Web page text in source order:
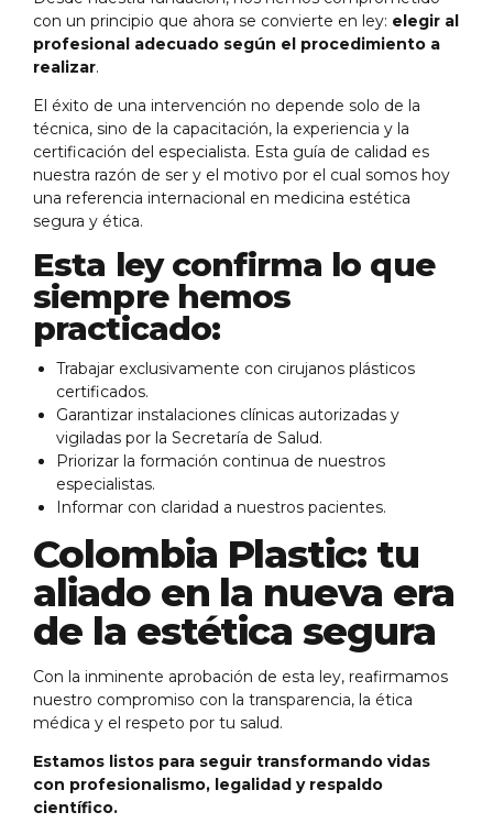
con un principio que ahora se convierte en ley: elegir al
profesional adecuado según el procedimiento a
realizar.
El éxito de una intervención no depende solo de la
técnica, sino de la capacitación, la experiencia y la
certificación del especialista. Esta guía de calidad es
nuestra razón de ser y el motivo por el cual somos hoy
una referencia internacional en medicina estética
segura y ética.
Esta ley confirma lo que
siempre hemos
practicado:
Trabajar exclusivamente con cirujanos plásticos
certificados.
Garantizar instalaciones clínicas autorizadas y
vigiladas por la Secretaría de Salud.
Priorizar la formación continua de nuestros
especialistas.
Informar con claridad a nuestros pacientes.
Colombia Plastic: tu
aliado en la nueva era
de la estética segura
Con la inminente aprobación de esta ley, reafirmamos
nuestro compromiso con la transparencia, la ética
médica y el respeto por tu salud.
Estamos listos para seguir transformando vidas
con profesionalismo, legalidad y respaldo
científico.